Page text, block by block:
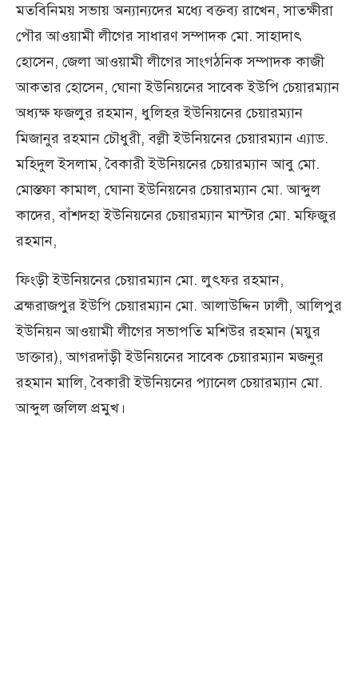
মতবিনিময় সভায় অন্যান্যদের মধ্যে বক্তব্য রাখেন, সাতক্ষীরা
পৌর আওয়ামী লীগের সাধারণ সম্পাদক মো. সাহাদাৎ
হোসেন, জেলা আওয়ামী লীগের সাংগঠনিক সম্পাদক কাজী
আকতার হোসেন, ঘোনা ইউনিয়নের সাবেক ইউপি চেয়ারম্যান
অধ্যক্ষ ফজলুর রহমান, ধুলিহর ইউনিয়নের চেয়ারম্যান
মিজানুর রহমান চৌধুরী, বল্লী ইউনিয়নের চেয়ারম্যান এ্যাড.
মহিদুল ইসলাম, বৈকারী ইউনিয়নের চেয়ারম্যান আবু মো.
মোস্তফা কামাল, ঘোনা ইউনিয়নের চেয়ারম্যান মো. আব্দুল
কাদের, বাঁশদহা ইউনিয়নের চেয়ারম্যান মাস্টার মো. মফিজুর
রহমান,
ফিংড়ী ইউনিয়নের চেয়ারম্যান মো. লুৎফর রহমান,
ব্রহ্মরাজপুর ইউপি চেয়ারম্যান মো. আলাউদ্দিন ঢালী, আলিপুর
ইউনিয়ন আওয়ামী লীগের সভাপতি মশিউর রহমান (ময়ুর
ডাক্তার), আগরদাঁড়ী ইউনিয়নের সাবেক চেয়ারম্যান মজনুর
রহমান মালি, বৈকারী ইউনিয়নের প্যানেল চেয়ারম্যান মো.
আব্দুল জলিল প্রমুখ।